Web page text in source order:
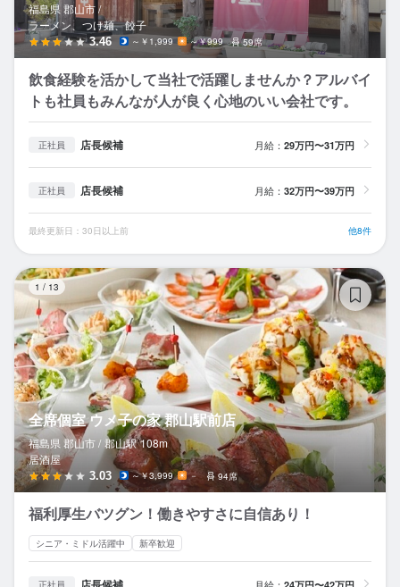
福島県 郡山市 /
ラーメン、つけ麺、餃子
3.46 ～￥1,999 ～￥999 59席
飲食経験を活かして当社で活躍しませんか？アルバイ
トも社員もみんなが人が良く心地のいい会社です。
正社員 店長候補 月給： 29万円〜31万円
正社員 店長候補 月給： 32万円〜39万円
最終更新日：30日以上前 他8件
1 / 13
全席個室 ウメ子の家 郡山駅前店
福島県 郡山市 / 郡山駅 108m
居酒屋
3.03 ～￥3,999 － 94席
福利厚生バツグン！働きやすさに自信あり！
シニア・ミドル活躍中 新卒歓迎
月給：